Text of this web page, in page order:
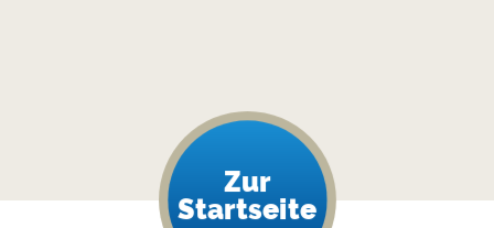
Zur
Startseite